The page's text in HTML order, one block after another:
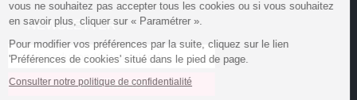
vous ne souhaitez pas accepter tous les cookies ou si vous souhaitez
en savoir plus, cliquer sur « Paramétrer ».
Pour modifier vos préférences par la suite, cliquez sur le lien
'Préférences de cookies' situé dans le pied de page.
Consulter notre politique de confidentialité
NEWSLETTER